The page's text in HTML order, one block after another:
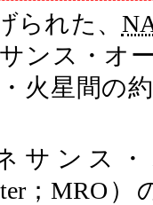
られた、
ンス・オ
火星間の
サンス・
；MRO